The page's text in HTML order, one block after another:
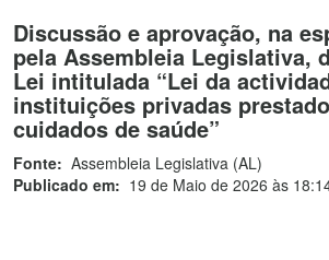
Discussão e aprovação, na
pela Assembleia Legislativa,
Lei intitulada “Lei da
instituições privadas
cuidados de saúde”
Fonte: Assembleia Legislativa (AL)
Publicado em: 19 de Maio de 2026 às